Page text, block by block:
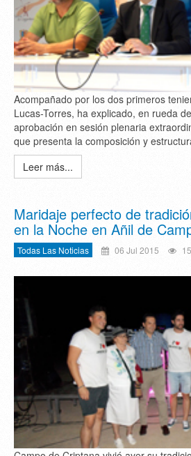
Acompañado por los dos primeros
Lucas-Torres, ha explicado, en rueda
aprobación en sesión plenaria
que presenta la composición y
Leer más...
Maridaje perfecto de
en la Noche en Añil de
Todas Las Noticias 06 Jul 2015